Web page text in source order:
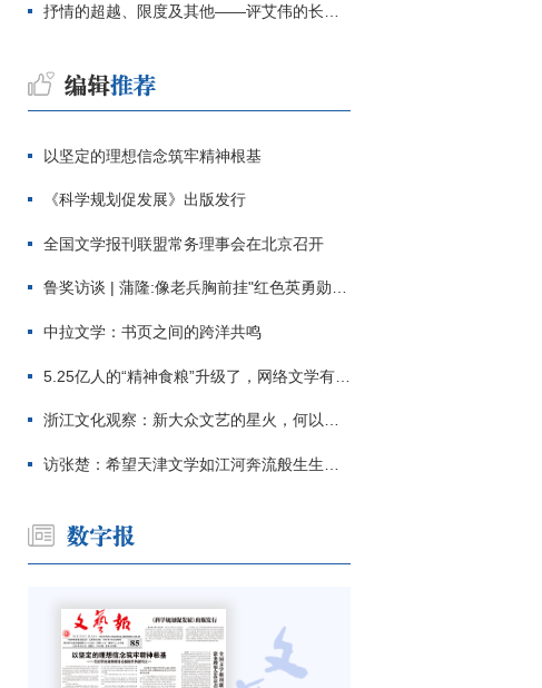
抒情的超越、限度及其他——评艾伟的长篇小说《春歌》
以坚定的理想信念筑牢精神根基
《科学规划促发展》出版发行
全国文学报刊联盟常务理事会在北京召开
鲁奖访谈 | 蒲隆:像老兵胸前挂"红色英勇勋章"
中拉文学：书页之间的跨洋共鸣
5.25亿人的“精神食粮”升级了，网络文学有了哪些新变化？
浙江文化观察：新大众文艺的星火，何以燎原？
访张楚：希望天津文学如江河奔流般生生不息